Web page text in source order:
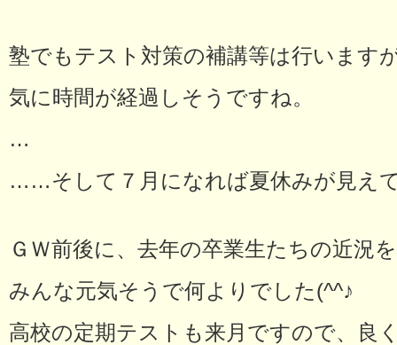
塾でもテスト対策の補講等は行います
気に時間が経過しそうですね。
…
……そして７月になれば夏休みが見え
ＧＷ前後に、去年の卒業生たちの近況
みんな元気そうで何よりでした(^^♪
高校の定期テストも来月ですので、良